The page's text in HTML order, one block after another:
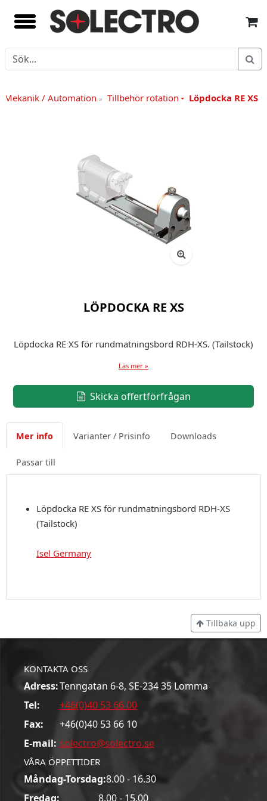
Mekanik / Automation» Tillbehör rotation Löpdocka RE XS
LÖPDOCKA RE XS
Löpdocka RE XS för rundmatningsbord RDH-XS. (Tailstock)
Läs mer »
Skicka offertförfrågan
Mer info Varianter / Prisinfo Downloads
Passar till
Löpdocka RE XS för rundmatningsbord RDH-XS
(Tailstock)
Isel Germany
Tillbaka upp
KONTAKTA OSS
Adress:Tenngatan 6-8, SE-234 35 Lomma
Tel:
+46(0)40 53 66 00
Fax:
+46(0)40 53 66 10
E-mail: solectro@solectro.se
VÅRA ÖPPETTIDER
Måndag-Torsdag:8.00 - 16.30
Fredag:
8.00 - 15.00